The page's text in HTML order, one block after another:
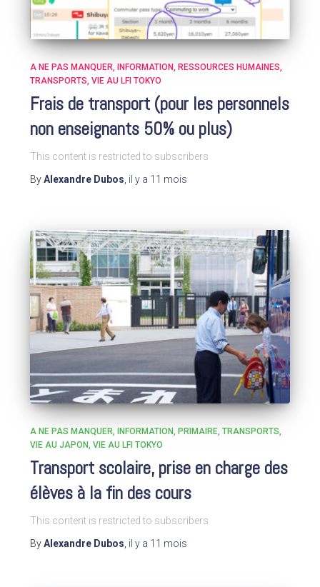
A NE PAS MANQUER INFORMATION
RESSOURCES HUMAINES
TRANSPORTS VIE AU LFI TOKYO
Frais de transport (pour les personnels
non enseignants 50% ou plus)
This content is restricted to subscribers
ByAlexandre Dubos, il y a 11 mois
A NE PAS MANQUER INFORMATION PRIMAIRE TRANSPORTS
VIE AU JAPON VIE AU LFI TOKYO
Transport scolaire, prise en charge des
élèves à la fin des cours
This content is restricted to subscribers
ByAlexandre Dubos il y a 11 mois